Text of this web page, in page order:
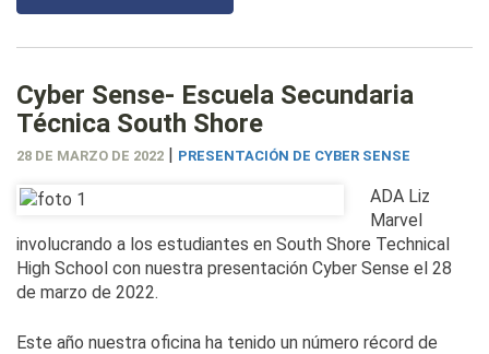
Cyber Sense- Escuela Secundaria
Técnica South Shore
28 DE MARZO DE 2022 | PRESENTACIÓN DE CYBER SENSE
ADA Liz
Marvel
involucrando a los estudiantes en South Shore Technical
High School con nuestra presentación Cyber Sense el 28
de marzo de 2022.
Este año nuestra oficina ha tenido un número récord de